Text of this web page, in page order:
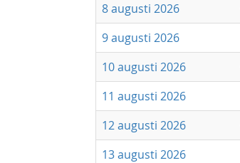
8 augusti 2026
9 augusti 2026
10 augusti 2026
11 augusti 2026
12 augusti 2026
13 augusti 2026